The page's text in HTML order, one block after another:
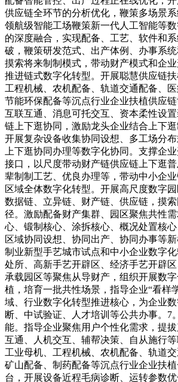
供应链全环节的分析优化，鞭策多场景
领航级智能工场鞭策新一代人工智能等
的深度融合，实现配备、工艺、软件和
破，鞭策研发范式、出产体例、办事系统
摸索将来制制模式，带动财产模式和企
推进链式数字化转型。开展聪慧供应链扶
工程机械、农机配备、轨道交通配备、医
节能环保配备等沉点行业企业扶植供应
互联互通、消息可托交互、资本柔性设
链上下逛协同，激励龙头企业结合上下逛
开展复杂设备收集协同设想、多工场分
上下逛协同办理等数字化协同。支撑企
接口，以尺度带动财产链供应链上下逛
辈制制工艺、优良办理等，带动中小企
区域全体数字化转型。开展高尺度数字
数据链、立异链、财产链、供应链，摸
径。激励配备财产集群、园区聚焦共性
心、锻制核心、涂拆核心、概况处置核
区域协同设想、协同出产、协同办事等
制业新型手艺城市试点和中小企业数字
处所、高新手艺开辟区、经济手艺开辟
承载园区等聚焦从导财产，组织开展数
植，培育一批共性场景，指导企业“看样
域、行业数字化转型推进核心，为企业
断、中试验证、人才培训等公共办事。7
能。指导企业聚焦用户个性化需求，提
互通、人机交互、辅帮决策、自从施行
工业母机、工程机械、农机配备、轨道交
矿山配备、制药配备等沉点行业企业扶
台，开展设备近程毛病诊断、运转参数